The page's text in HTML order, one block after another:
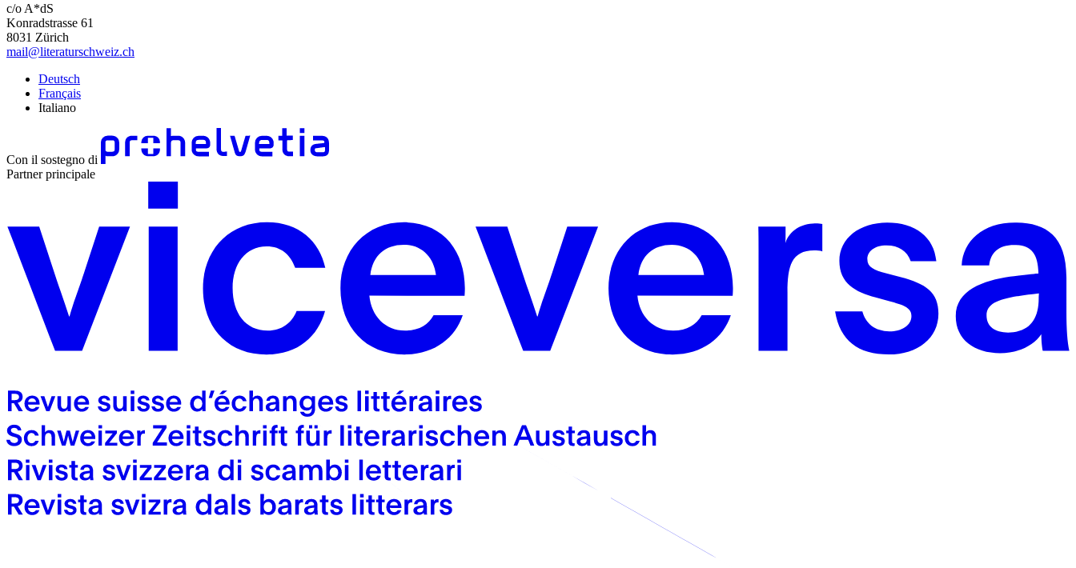
c/o A*dS
Konradstrasse 61
8031 Zürich
mail@literaturschweiz.ch
Deutsch
Français
Italiano
Con il sostegno di
Partner principale